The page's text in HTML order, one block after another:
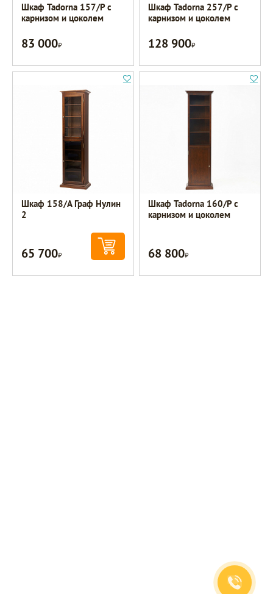
Шкаф Tadorna 157/Р с
карнизом и цоколем
83 000Р
Шкаф Tadorna 257/Р с
карнизом и цоколем
128 900Р
Шкаф 158/А Граф Нулин
2
65 700Р
Шкаф Tadorna 160/Р с
карнизом и цоколем
68 800Р